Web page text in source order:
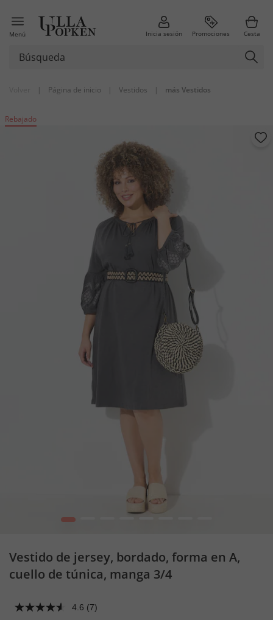
Menú Inicia sesión Promociones Cesta
| Página de inicio | Vestidos | más Vestidos
Rebajado
1
Vestido de jersey, bordado, forma en A,
cuello de túnica, manga 3/4
4.6 (7)